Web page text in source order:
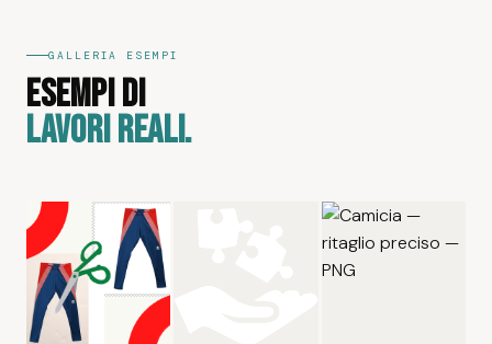
GALLERIA ESEMPI
ESEMPI DI
LAVORI REALI.